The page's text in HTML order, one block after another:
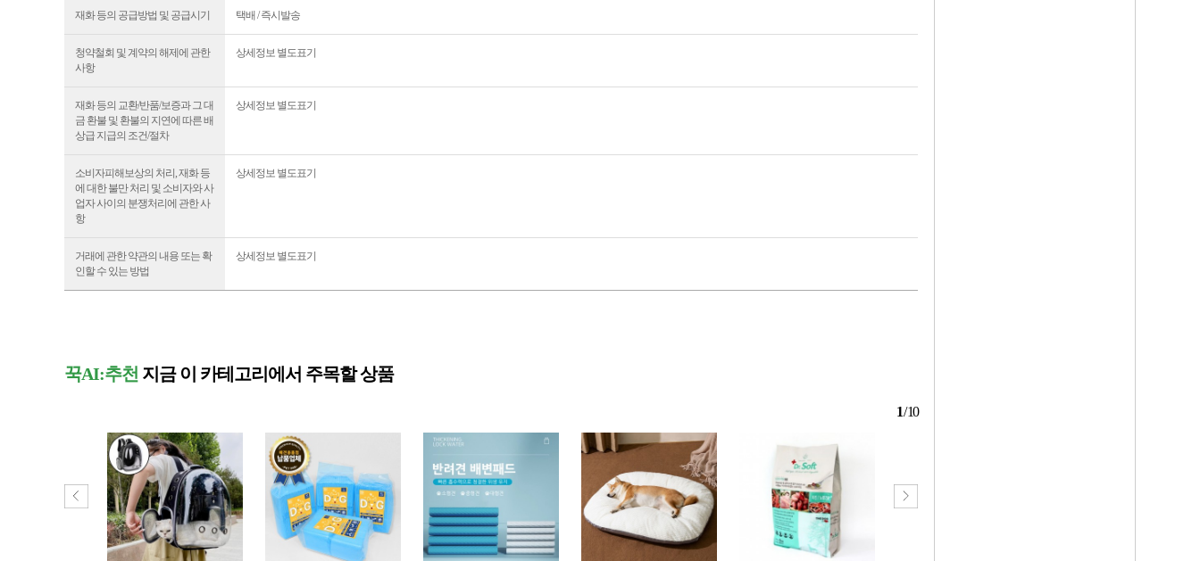
재화 등의 공급방법 및 공급시기 택배 / 즉시발송
청약철회 및 계약의 해제에 관한
사항
상세정보 별도표기
재화 등의 교환/반품/보증과 그 대
금 환불 및 환불의 지연에 따른 배
상급 지급의 조건/절차
상세정보 별도표기
소비자피해보상의 처리, 재화 등
에 대한 불만 처리 및 소비자와 사
업자 사이의 분쟁처리에 관한 사
항
상세정보 별도표기
거래에 관한 약관의 내용 또는 확
인할 수 있는 방법
상세정보 별도표기
꾹AI:추천 지금 이 카테고리에서 주목할 상품
1/10